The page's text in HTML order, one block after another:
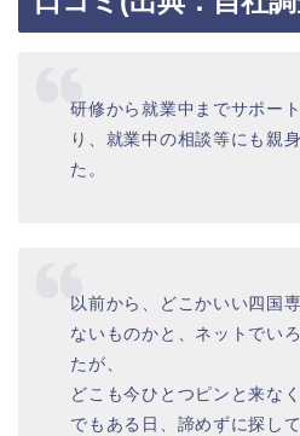
研修から就業中までサポー
り、就業中の相談等にも親
た。
以前から、どこかいい四国
ないものかと、ネットでい
たが、
どこも今ひとつピンと来な
でもある日、諦めずに探し